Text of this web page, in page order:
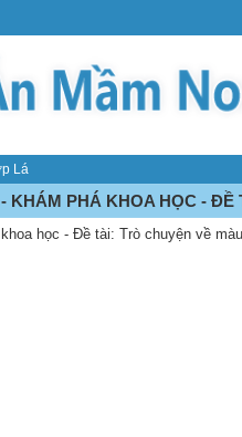
Lá
KHÁM PHÁ KHOA HỌC - ĐỀ
học - Đề tài: Trò chuyện về